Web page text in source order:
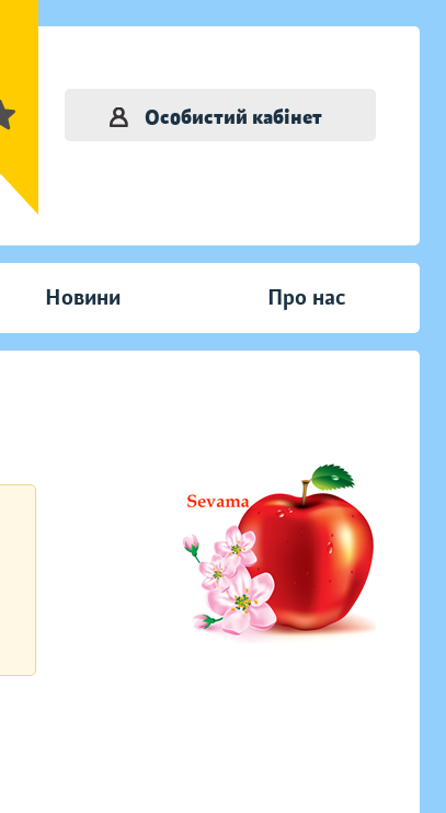
Особистий кабінет
Новини Про нас